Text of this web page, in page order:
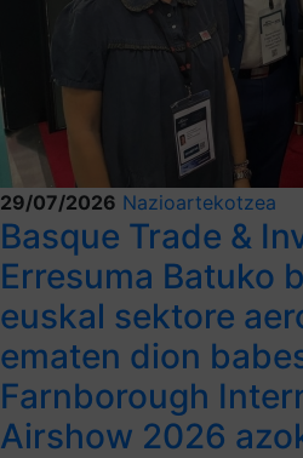
29/07/2026 Nazioartekotzea
Basque Trade &
Erresuma Batuko
euskal sektore
ematen dion
Farnborough
Airshow 2026